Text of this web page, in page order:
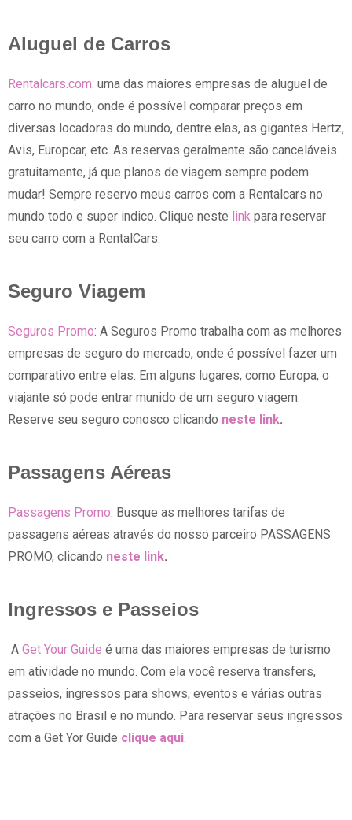
Aluguel de Carros
Rentalcars.com: uma das maiores empresas de aluguel de
carro no mundo, onde é possível comparar preços em
diversas locadoras do mundo, dentre elas, as gigantes Hertz,
Avis, Europcar, etc. As reservas geralmente são canceláveis
gratuitamente, já que planos de viagem sempre podem
mudar! Sempre reservo meus carros com a Rentalcars no
mundo todo e super indico. Clique neste link para reservar
seu carro com a RentalCars.
Seguro Viagem
Seguros Promo: A Seguros Promo trabalha com as melhores
empresas de seguro do mercado, onde é possível fazer um
comparativo entre elas. Em alguns lugares, como Europa, o
viajante só pode entrar munido de um seguro viagem.
Reserve seu seguro conosco clicando neste link.
Passagens Aéreas
Passagens Promo: Busque as melhores tarifas de
passagens aéreas através do nosso parceiro PASSAGENS
PROMO, clicando neste link.
Ingressos e Passeios
A Get Your Guide é uma das maiores empresas de turismo
em atividade no mundo. Com ela você reserva transfers,
passeios, ingressos para shows, eventos e várias outras
atrações no Brasil e no mundo. Para reservar seus ingressos
com a Get Yor Guide clique aqui.